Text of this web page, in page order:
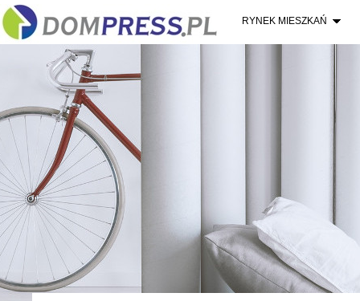
RYNEK MIESZKAŃ